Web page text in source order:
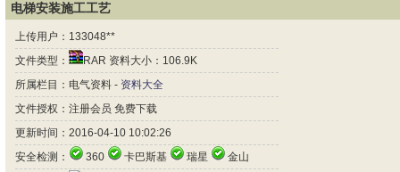
电梯安装施工工艺
上传用户：133048**
文件类型：
RAR 资料大小：106.9K
所属栏目：电气资料 - 资料大全
文件授权：注册会员 免费下载
更新时间：2016-04-10 10:02:26
安全检测：
360 卡巴斯基 瑞星
金山